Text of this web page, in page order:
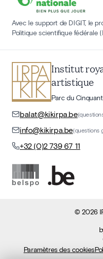
Avec le support de DIGIT, le
Politique scientifique fédérale
Institut
artistique
Parc du
balat@kikirpa.be
info@kikirpa.be(questions
+32 (0)2 739 67 11
©2026
Paramètres des cookies